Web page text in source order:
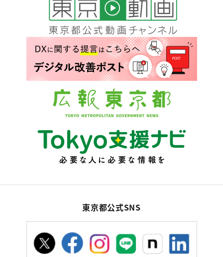
東京都公式SNS